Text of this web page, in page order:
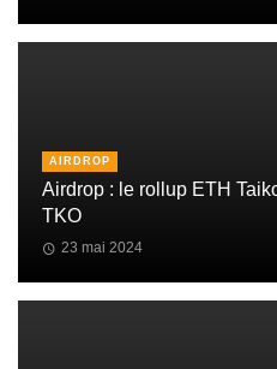
AIRDROP
Airdrop : le rollup ETH
TKO
23 mai 2024